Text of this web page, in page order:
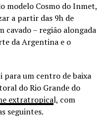
modelo Cosmo do Inmet,
a partir das 9h de
– região alongada
da Argentina e o
para um centro de baixa
do Rio Grande do
extratropical, com
seguintes.